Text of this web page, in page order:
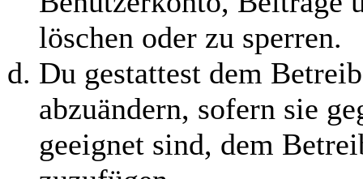
löschen oder zu sperren.
Du gestattest dem
abzuändern, sofern sie
geeignet sind, dem